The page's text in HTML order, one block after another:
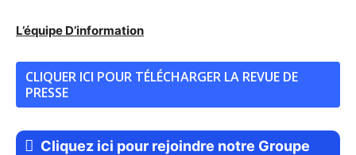
L’équipe D’information
CLIQUER ICI POUR TÉLÉCHARGER LA REVUE DE
PRESSE
Cliquez ici pour rejoindre notre Groupe